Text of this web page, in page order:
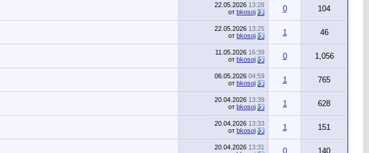
22.05.2026 13:28
от bkosoj 0 104
22.05.2026 13:25
от bkosoj 1 46
11.05.2026 16:39
от bkosoj 0 1,056
06.05.2026 04:59
от bkosoj 1 765
20.04.2026 13:39
от bkosoj 1 628
20.04.2026 13:33
от bkosoj 1 151
20.04.2026 13:31
0 140